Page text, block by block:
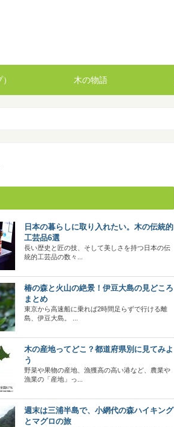
木の物語
日本の暮らしに取り入れたい。木の伝統的
工芸品6選
長い歴史と匠の技、そして美しさを持つ日本の伝
統的工芸品の数々...
椿の森と火山の絶景！伊豆大島の見どころ
まとめ
東京から高速船に乗れば2時間足らずで行ける離
島、伊豆大島。 ...
木の産地ってどこ？都道府県別に見てみよ
う
野菜や果物の産地、漁獲高の高い港など、農業や
漁業の「産地」っ...
週末は三浦半島で、小網代の森ハイキング
とマグロの旅